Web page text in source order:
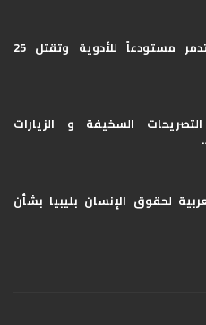
قوات الاحتلال تدمر مستودعاً للأدوية وتقتل 25
السخيفة و الزيارات
لحقوق الإنسان بليبيا ​بشأن